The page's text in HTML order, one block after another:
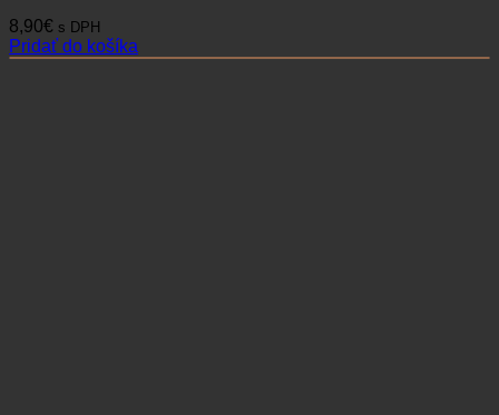
8,90€ s DPH
Pridať do košíka